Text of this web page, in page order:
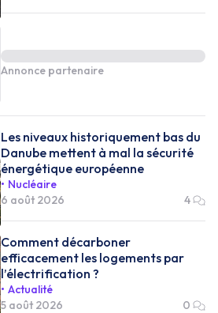
Annonce partenaire
Les niveaux historiquement bas du
Danube mettent à mal la sécurité
énergétique européenne
Nucléaire
6 août 2026
4
Comment décarboner
efficacement les logements par
l’électrification ?
Actualité
5 août 2026
0